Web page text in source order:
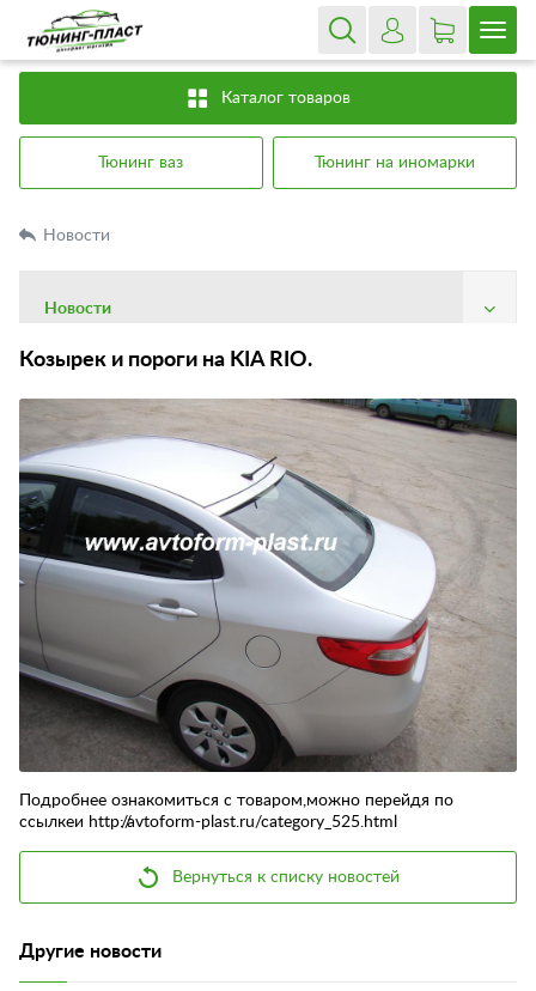
Каталог товаров
Тюнинг ваз Тюнинг на иномарки
Новости
Новости
Доставка
Оплата
Гарантия
Контакты
Козырек и пороги на KIA RIO.
Подробнее ознакомиться с товаром,можно перейдя по
ссылкеи http://avtoform-plast.ru/category_525.html
Вернуться к списку новостей
Другие новости